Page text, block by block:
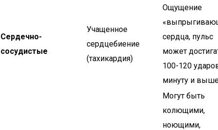
Сердечно-
сосудистые
Учащенное
сердцебиение
(тахикардия)
Ощущение
сердца, пульс
может
100-120
минуту и
Могут быть
колющими,
ноющими,